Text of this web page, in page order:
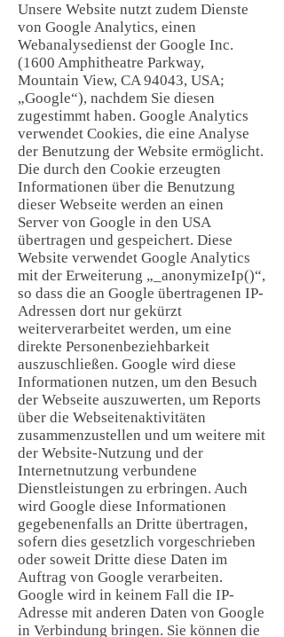
Unsere Website nutzt zudem Dienste
von Google Analytics, einen
Webanalysedienst der Google Inc.
(1600 Amphitheatre Parkway,
Mountain View, CA 94043, USA;
„Google“), nachdem Sie diesen
zugestimmt haben. Google Analytics
verwendet Cookies, die eine Analyse
der Benutzung der Website ermöglicht.
Die durch den Cookie erzeugten
Informationen über die Benutzung
dieser Webseite werden an einen
Server von Google in den USA
übertragen und gespeichert. Diese
Website verwendet Google Analytics
mit der Erweiterung „_anonymizeIp()“,
so dass die an Google übertragenen IP-
Adressen dort nur gekürzt
weiterverarbeitet werden, um eine
direkte Personenbeziehbarkeit
auszuschließen. Google wird diese
Informationen nutzen, um den Besuch
der Webseite auszuwerten, um Reports
über die Webseitenaktivitäten
zusammenzustellen und um weitere mit
der Website-Nutzung und der
Internetnutzung verbundene
Dienstleistungen zu erbringen. Auch
wird Google diese Informationen
gegebenenfalls an Dritte übertragen,
sofern dies gesetzlich vorgeschrieben
oder soweit Dritte diese Daten im
Auftrag von Google verarbeiten.
Google wird in keinem Fall die IP-
Adresse mit anderen Daten von Google
in Verbindung bringen. Sie können die